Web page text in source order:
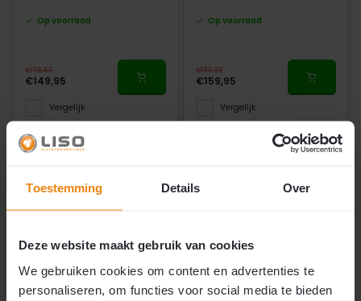
Toestemming Details Over
Deze website maakt gebruik van cookies
We gebruiken cookies om content en advertenties te
personaliseren, om functies voor social media te bieden
Op voorraad
€179,45
€149,95
Vergelijk
Op voorraad
€193,39
€159,95
Vergelijk
Kant en klaar
Vliegengordijn Helena
Vliegengordijn Helena